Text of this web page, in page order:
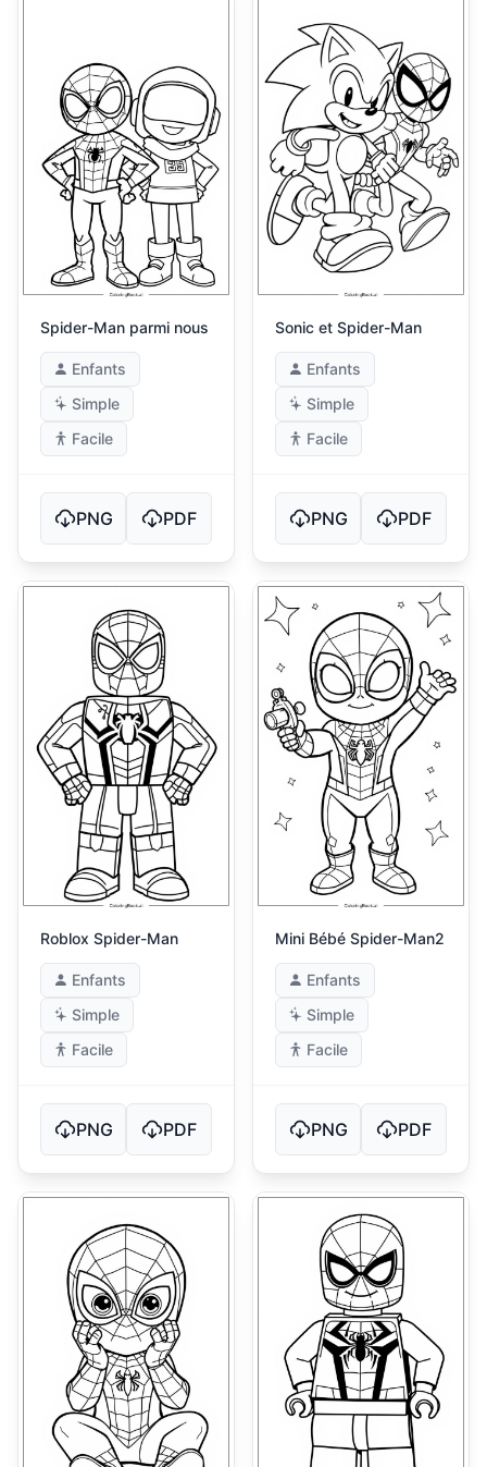
Spider-Man parmi nous
Enfants
Simple
Facile
PNG PDF
Sonic et Spider-Man
Enfants
Simple
Facile
PNG PDF
Roblox Spider-Man
Enfants
Simple
Facile
PNG PDF
Mini Bébé Spider-Man2
Enfants
Simple
Facile
PNG PDF